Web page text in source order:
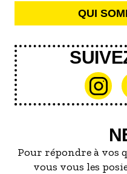
QUI
Pour répondre à vos
vous vous les